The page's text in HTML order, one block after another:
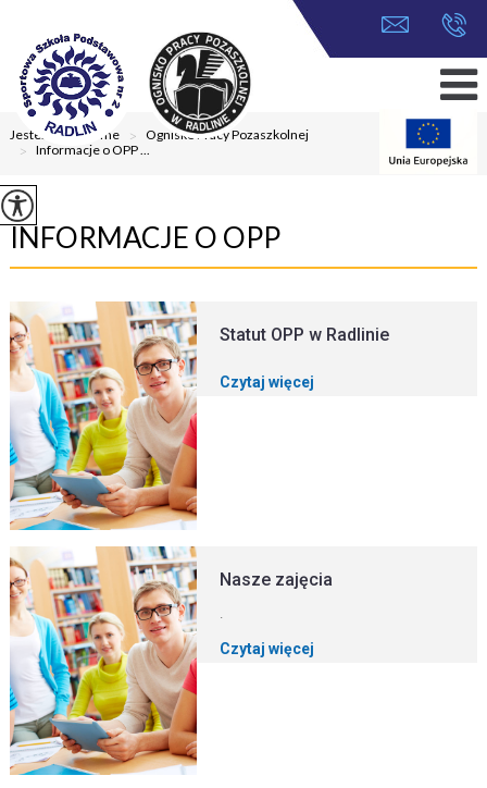
Jesteś tutaj:Home > Ognisko Pracy Pozaszkolnej
> Informacje o OPP ...
INFORMACJE O OPP
Statut OPP w Radlinie
Czytaj więcej
Nasze zajęcia
.
Czytaj więcej